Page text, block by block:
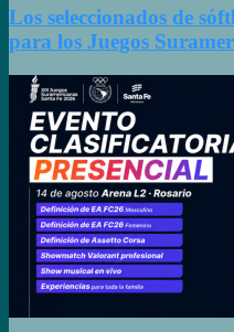
Los seleccionados de
para los Juegos